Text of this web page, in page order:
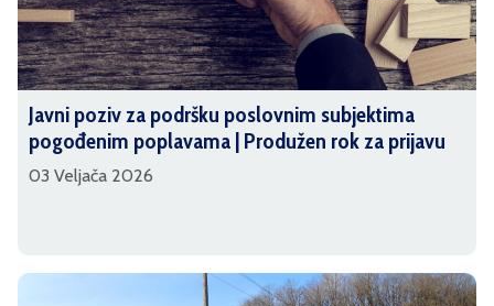
Javni poziv za podršku poslovnim subjektima
pogođenim poplavama | Produžen rok za prijavu
03 Veljača 2026